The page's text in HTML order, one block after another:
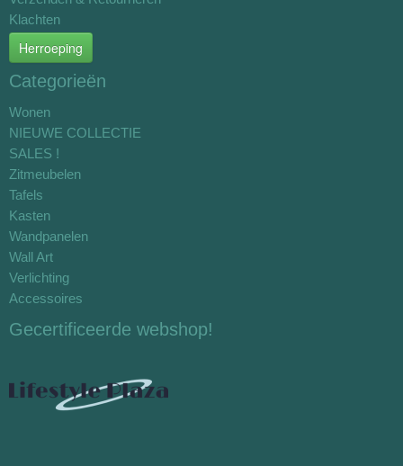
Klachten
Herroeping
Categorieën
Wonen
NIEUWE COLLECTIE
SALES !
Zitmeubelen
Tafels
Kasten
Wandpanelen
Wall Art
Verlichting
Accessoires
Gecertificeerde webshop!